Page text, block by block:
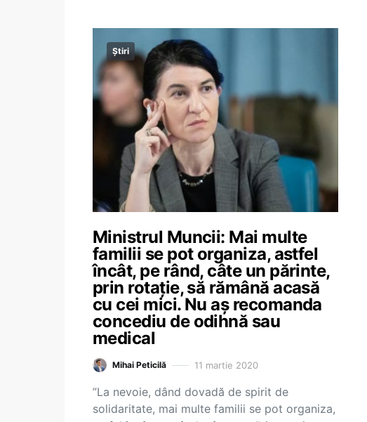
Știri
Ministrul Muncii: Mai multe
familii se pot organiza, astfel
încât, pe rând, câte un părinte,
prin rotaţie, să rămână acasă
cu cei mici. Nu aș recomanda
concediu de odihnă sau
medical
Mihai Peticilă 11 martie 2020
”La nevoie, dând dovadă de spirit de
solidaritate, mai multe familii se pot organiza,